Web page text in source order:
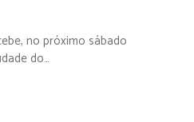
no próximo sábado
do…